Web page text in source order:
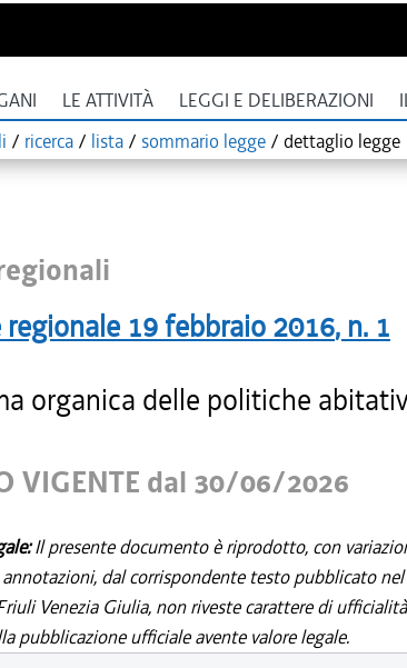
LE ATTIVITÀ LEGGI E DELIBERAZIONI
/ ricerca / lista / sommario legge / dettaglio legge
regionale 19 febbraio 2016, n. 1
organica delle politiche
VIGENTE dal 30/06/2026
Il presente documento è riprodotto, con
dal corrispondente testo pubblicato
Venezia Giulia, non riveste carattere di
pubblicazione ufficiale avente valore legale.